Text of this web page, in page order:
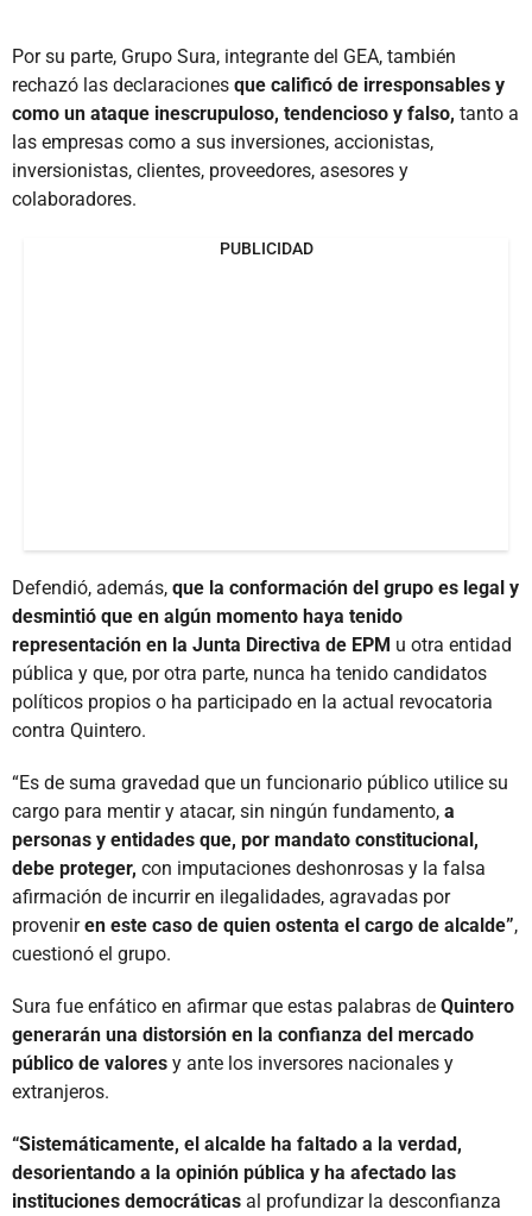
Por su parte, Grupo Sura, integrante del GEA, también
rechazó las declaraciones que calificó de irresponsables y
como un ataque inescrupuloso, tendencioso y falso, tanto a
las empresas como a sus inversiones, accionistas,
inversionistas, clientes, proveedores, asesores y
colaboradores.
PUBLICIDAD
Defendió, además, que la conformación del grupo es legal y
desmintió que en algún momento haya tenido
representación en la Junta Directiva de EPM u otra entidad
pública y que, por otra parte, nunca ha tenido candidatos
políticos propios o ha participado en la actual revocatoria
contra Quintero.
“Es de suma gravedad que un funcionario público utilice su
cargo para mentir y atacar, sin ningún fundamento, a
personas y entidades que, por mandato constitucional,
debe proteger, con imputaciones deshonrosas y la falsa
afirmación de incurrir en ilegalidades, agravadas por
proveniren este caso de quien ostenta el cargo de alcalde”,
cuestionó el grupo.
Sura fue enfático en afirmar que estas palabras de Quintero
generarán una distorsión en la confianza del mercado
público de valores y ante los inversores nacionales y
extranjeros.
“Sistemáticamente, el alcalde ha faltado a la verdad,
desorientando a la opinión pública y ha afectado las
instituciones democráticas al profundizar la desconfianza